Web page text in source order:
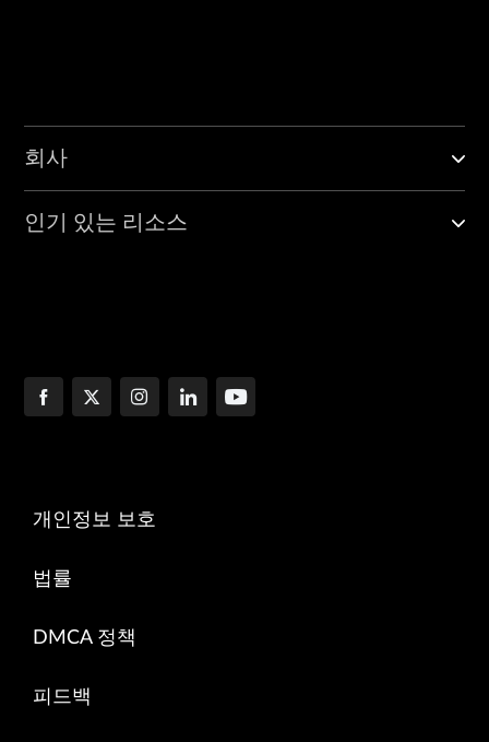
회사
인기 있는 리소스
개인정보 보호
법률
DMCA 정책
피드백